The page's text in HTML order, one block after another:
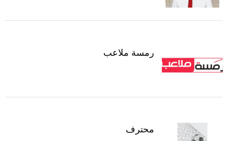
رمسة ملاعب
محترف